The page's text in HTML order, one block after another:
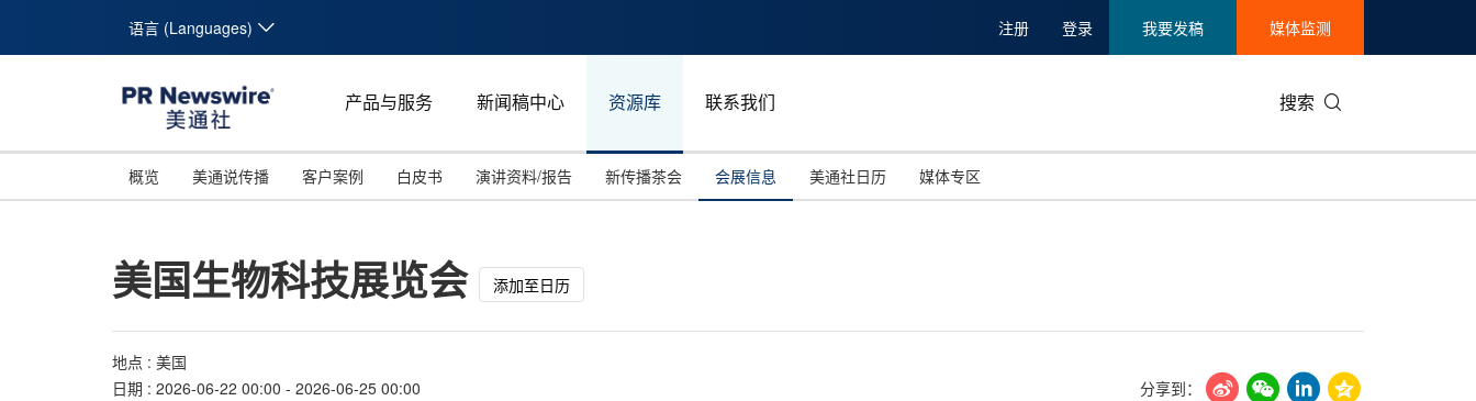
语言 (Languages) 注册 登录 我要发稿 媒体监测
产品与服务 新闻稿中心 资源库 联系我们 搜索
概览 美通说传播 客户案例 白皮书 演讲资料/报告 新传播茶会 会展信息 美通社日历 媒体专区
美国生物科技展览会 添加至日历
地点 : 美国
日期 : 2026-06-22 00:00 - 2026-06-25 00:00
分享到：